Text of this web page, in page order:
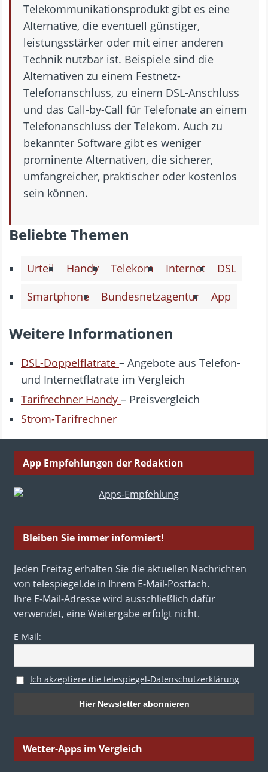
Telekommunikationsprodukt gibt es eine
Alternative, die eventuell günstiger,
leistungsstärker oder mit einer anderen
Technik nutzbar ist. Beispiele sind die
Alternativen zu einem Festnetz-
Telefonanschluss, zu einem DSL-Anschluss
und das Call-by-Call für Telefonate an einem
Telefonanschluss der Telekom. Auch zu
bekannter Software gibt es weniger
prominente Alternativen, die sicherer,
umfangreicher, praktischer oder kostenlos
sein können.
Beliebte Themen
Urteil Handy Telekom Internet
DSL
Smartphone
Bundesnetzagentur App
Weitere Informationen
DSL-Doppelflatrate – Angebote aus Telefon-
und Internetflatrate im Vergleich
Tarifrechner Handy – Preisvergleich
Strom-Tarifrechner
App Empfehlungen der Redaktion
Bleiben Sie immer informiert!
Jeden Freitag erhalten Sie die aktuellen Nachrichten
von telespiegel.de in Ihrem E-Mail-Postfach.
Ihre E-Mail-Adresse wird ausschließlich dafür
verwendet, eine Weitergabe erfolgt nicht.
E-Mail:
Ich akzeptiere die telespiegel-Datenschutzerklärung
Wetter-Apps im Vergleich